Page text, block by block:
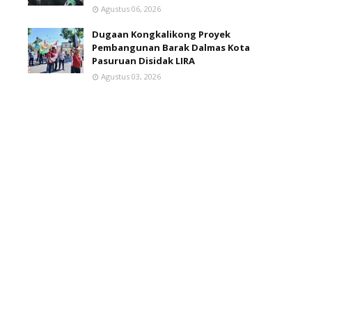
Agustus 06, 2026
Dugaan Kongkalikong Proyek
Pembangunan Barak Dalmas Kota
Pasuruan Disidak LIRA
Agustus 03, 2026